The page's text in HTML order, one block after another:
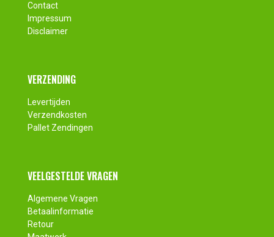
Contact
Impressum
Disclaimer
VERZENDING
Levertijden
Verzendkosten
Pallet Zendingen
VEELGESTELDE VRAGEN
Algemene Vragen
Betaalinformatie
Retour